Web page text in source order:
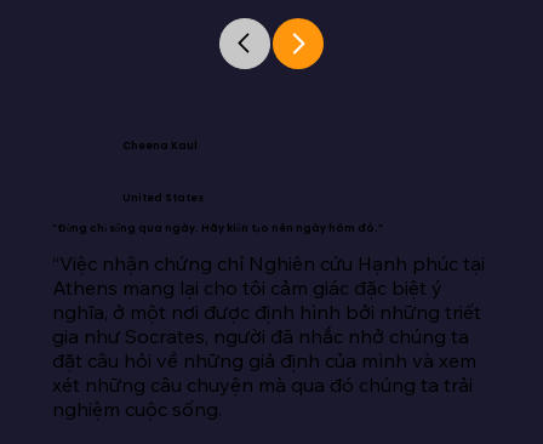
Cheena Kaul
United States
“Đừng chỉ sống qua ngày. Hãy kiến tạo nên ngày hôm đó.”
“Việc nhận chứng chỉ Nghiên cứu Hạnh phúc tại
Athens mang lại cho tôi cảm giác đặc biệt ý
nghĩa, ở một nơi được định hình bởi những triết
gia như Socrates, người đã nhắc nhở chúng ta
đặt câu hỏi về những giả định của mình và xem
xét những câu chuyện mà qua đó chúng ta trải
nghiệm cuộc sống.